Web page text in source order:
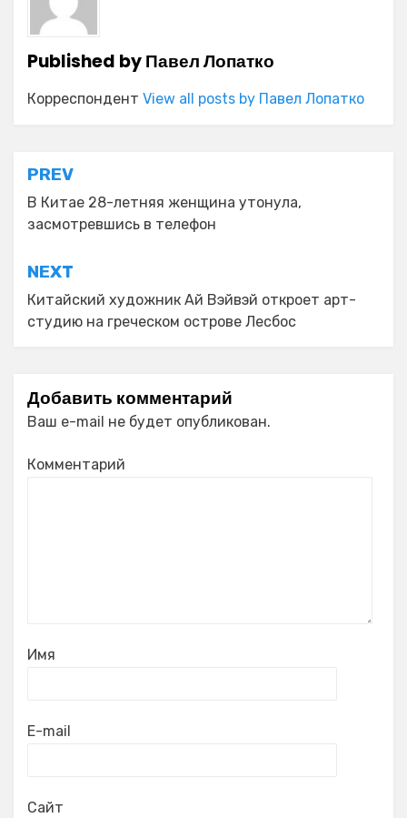
Published byПавел Лопатко
Корреспондент View all posts by Павел Лопатко
Навигация
по
записям
PREV
В Китае 28-летняя женщина утонула,
засмотревшись в телефон
NEXT
Китайский художник Ай Вэйвэй откроет арт-
студию на греческом острове Лесбос
Добавить комментарий
Ваш e-mail не будет опубликован.
Комментарий
Имя
E-mail
Сайт